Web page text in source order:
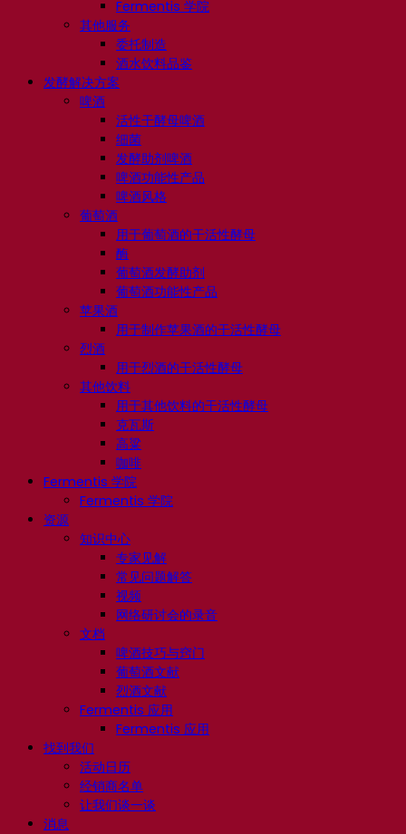
Fermentis 学院
其他服务
委托制造
酒水饮料品鉴
发酵解决方案
啤酒
活性干酵母啤酒
细菌
发酵助剂啤酒
啤酒功能性产品
啤酒风格
葡萄酒
用于葡萄酒的干活性酵母
酶
葡萄酒发酵助剂
葡萄酒功能性产品
苹果酒
用于制作苹果酒的干活性酵母
烈酒
用于烈酒的干活性酵母
其他饮料
用于其他饮料的干活性酵母
克瓦斯
高粱
咖啡
Fermentis 学院
Fermentis 学院
资源
知识中心
专家见解
常见问题解答
视频
网络研讨会的录音
文档
啤酒技巧与窍门
葡萄酒文献
烈酒文献
Fermentis 应用
Fermentis 应用
找到我们
活动日历
经销商名单
让我们谈一谈
消息